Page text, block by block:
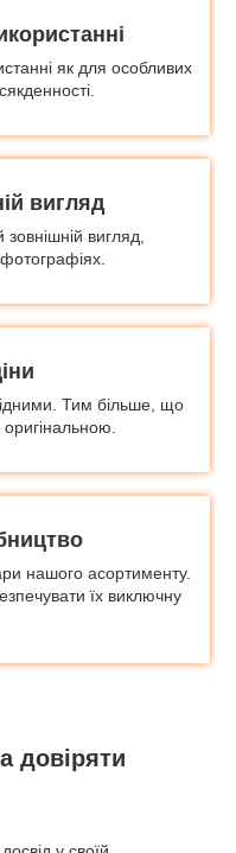
як для особливих
вигляд
вигляд,
Тим більше, що
нашого асортименту.
їх виключну
довіряти